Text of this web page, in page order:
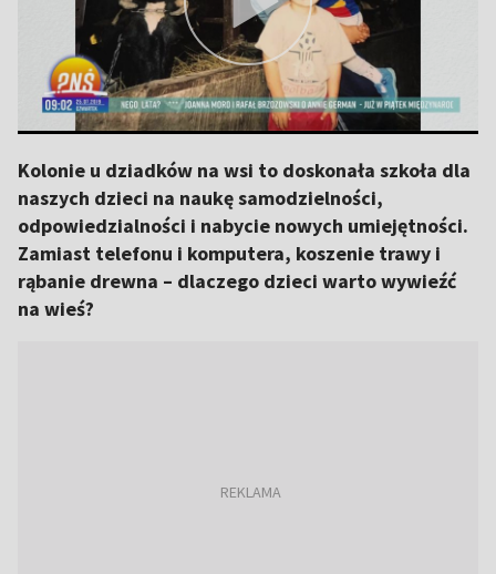
Kolonie u dziadków na wsi to doskonała szkoła dla
naszych dzieci na naukę samodzielności,
odpowiedzialności i nabycie nowych umiejętności.
Zamiast telefonu i komputera, koszenie trawy i
rąbanie drewna – dlaczego dzieci warto wywieźć
na wieś?